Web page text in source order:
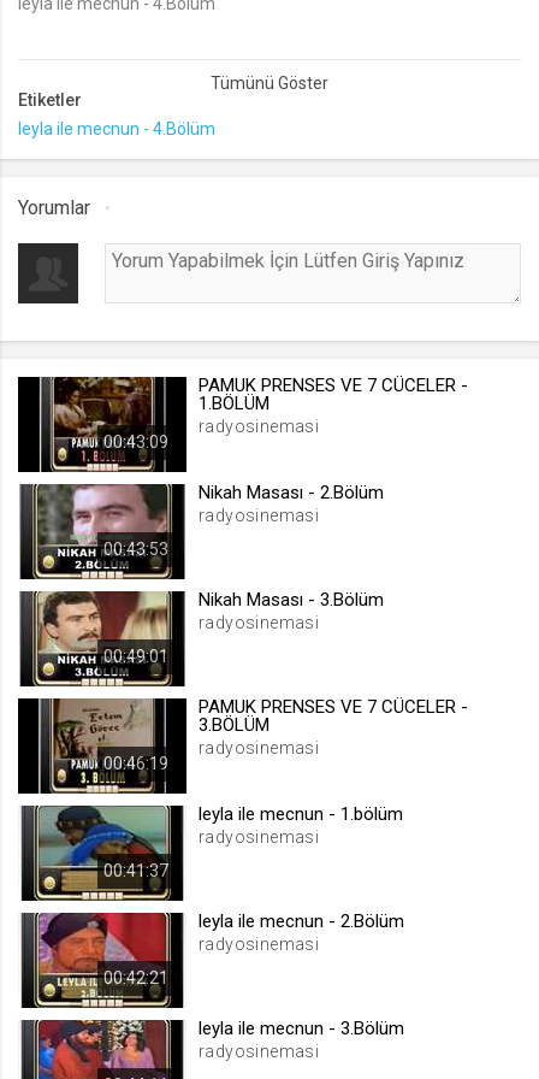
Oturum verisini tutmak
Oturum doğrulama verisi
Site içeriği önerme
1 yıl
voteLike*
1 ay
.web.tv
İsimsiz ziyaretçi için site içeriği
Etiketler
leyla ile mecnun - 4.Bölüm
Yorumlar
00:43:09
PAMUK PRENSES VE 7 CÜCELER -
1.BÖLÜM
radyosinemasi
00:43:53
Nikah Masası - 2.Bölüm
radyosinemasi
00:49:01
Nikah Masası - 3.Bölüm
radyosinemasi
00:46:19
PAMUK PRENSES VE 7 CÜCELER -
3.BÖLÜM
radyosinemasi
00:41:37
leyla ile mecnun - 1.bölüm
radyosinemasi
00:42:21
leyla ile mecnun - 2.Bölüm
radyosinemasi
leyla ile mecnun - 3.Bölüm
radyosinemasi